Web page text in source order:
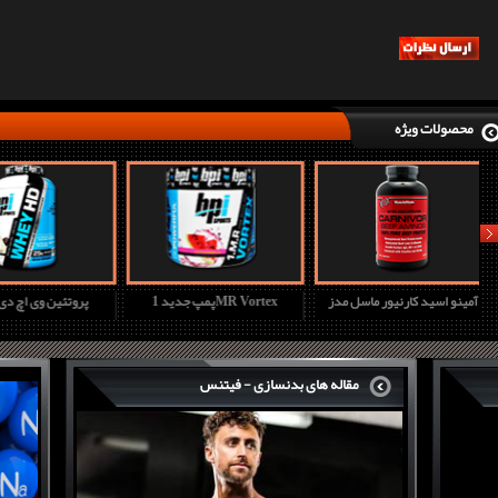
محصولات ویژه
پروتئین وی پمپ جدید 1MR Vortex آمینو اسید کارنیور ماسل مدز
next
مقاله های بدنسازی - فیتنس